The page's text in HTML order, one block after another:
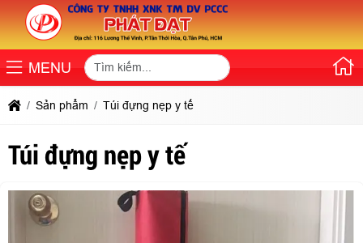
MENU
Sản phẩm Túi đựng nẹp y tế
Túi đựng nẹp y tế